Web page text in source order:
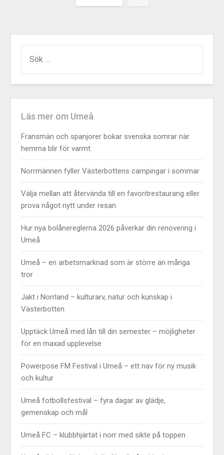
Läs mer om Umeå
Fransmän och spanjorer bokar svenska somrar när
hemma blir för varmt
Norrmännen fyller Västerbottens campingar i sommar
Välja mellan att återvända till en favoritrestaurang eller
prova något nytt under resan
Hur nya bolånereglerna 2026 påverkar din renovering i
Umeå
Umeå – en arbetsmarknad som är större än många
tror
Jakt i Norrland – kulturarv, natur och kunskap i
Västerbotten
Upptäck Umeå med lån till din semester – möjligheter
för en maxad upplevelse
Powerpose FM Festival i Umeå – ett nav för ny musik
och kultur
Umeå fotbollsfestival – fyra dagar av glädje,
gemenskap och mål
Umeå FC – klubbhjärtat i norr med sikte på toppen